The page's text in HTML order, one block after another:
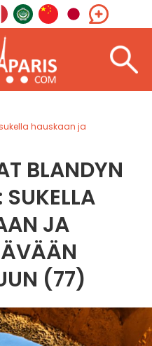
hauskaan ja
BLANDYN
JA
(77)